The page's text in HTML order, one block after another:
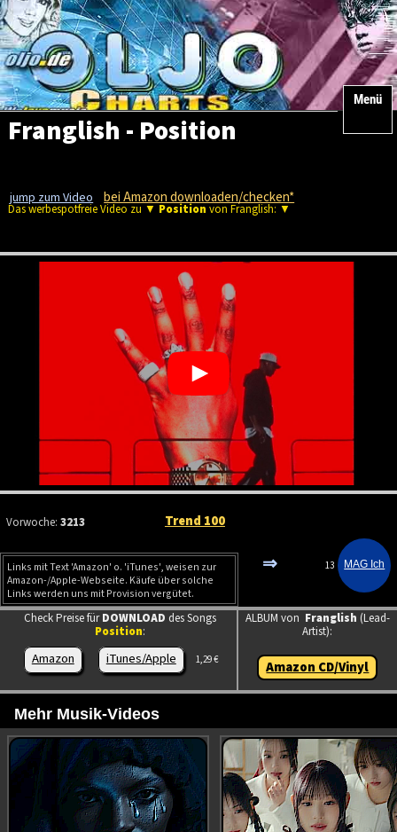
Menü
Franglish - Position
jump zum Video bei Amazon downloaden/checken*
Das werbespotfreie Video zu ▼ Position von Franglish: ▼
Vorwoche: 3213 Trend 100
Links mit Text 'Amazon' o. 'iTunes', weisen zur
Amazon-/Apple-Webseite. Käufe über solche
Links werden uns mit Provision vergütet.
⇒ 13
Check Preise fürDOWNLOAD des Songs
Position:
Amazon iTunes/Apple 1,29 €
ALBUM von Franglish (Lead-
Artist):
Amazon CD/Vinyl
Mehr Musik-Videos